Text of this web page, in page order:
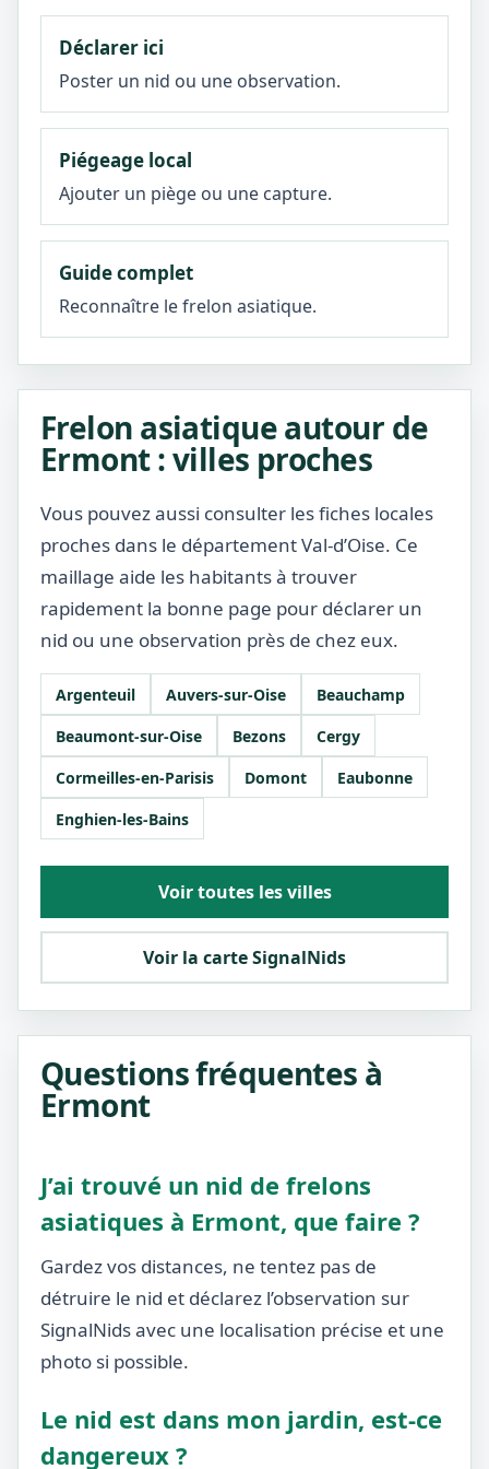
Déclarer ici
Poster un nid ou une observation.
Piégeage local
Ajouter un piège ou une capture.
Guide complet
Reconnaître le frelon asiatique.
Frelon asiatique autour de
Ermont : villes proches
Vous pouvez aussi consulter les fiches locales
proches dans le département Val-d’Oise. Ce
maillage aide les habitants à trouver
rapidement la bonne page pour déclarer un
nid ou une observation près de chez eux.
Argenteuil Auvers-sur-Oise
Beauchamp
Beaumont-sur-Oise
Bezons
Cergy
Cormeilles-en-Parisis
Domont
Eaubonne
Enghien-les-Bains
Voir toutes les villes
Voir la carte SignalNids
Questions fréquentes à
Ermont
J’ai trouvé un nid de frelons
asiatiques à Ermont, que faire ?
Gardez vos distances, ne tentez pas de
détruire le nid et déclarez l’observation sur
SignalNids avec une localisation précise et une
photo si possible.
Le nid est dans mon jardin, est-ce
dangereux ?